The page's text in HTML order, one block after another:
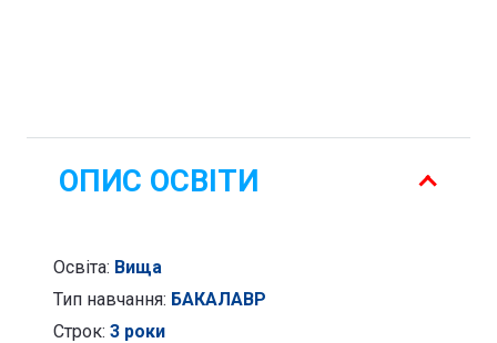
ОПИС ОСВІТИ
Освіта: Вища
Тип навчання: БАКАЛАВР
Строк: 3 роки